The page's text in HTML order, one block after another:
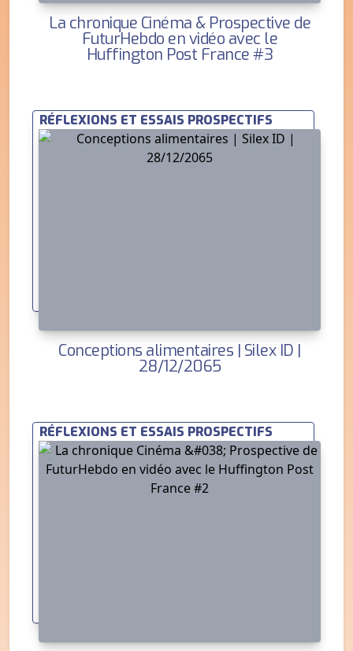
La chronique Cinéma & Prospective de
FuturHebdo en vidéo avec le
Huffington Post France #3
RÉFLEXIONS ET ESSAIS PROSPECTIFS
Conceptions alimentaires | Silex ID |
28/12/2065
RÉFLEXIONS ET ESSAIS PROSPECTIFS